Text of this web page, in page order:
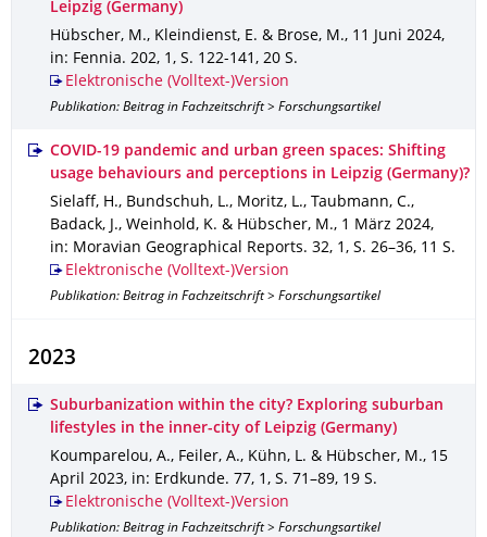
Leipzig (Germany)
Hübscher, M., Kleindienst, E. & Brose, M., 11 Juni 2024,
in: Fennia. 202, 1 , S. 122-141 , 20 S.
Elektronische (Volltext-)Version
Publikation: Beitrag in Fachzeitschrift > Forschungsartikel
COVID-19 pandemic and urban green spaces: Shifting
usage behaviours and perceptions in Leipzig (Germany)?
Sielaff, H., Bundschuh, L., Moritz, L., Taubmann, C.,
Badack, J., Weinhold, K. & Hübscher, M., 1 März 2024,
in: Moravian Geographical Reports. 32, 1 , S. 26–36, 11 S.
Elektronische (Volltext-)Version
Publikation: Beitrag in Fachzeitschrift > Forschungsartikel
2023
Suburbanization within the city? Exploring suburban
lifestyles in the inner-city of Leipzig (Germany)
Koumparelou, A., Feiler, A., Kühn, L. & Hübscher, M., 15
April 2023, in: Erdkunde. 77, 1 , S. 71–89, 19 S.
Elektronische (Volltext-)Version
Publikation: Beitrag in Fachzeitschrift > Forschungsartikel